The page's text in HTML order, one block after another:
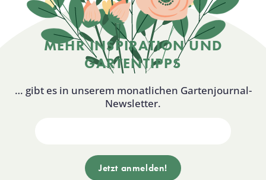
MEHR INSPIRATION UND
GARTENTIPPS
… gibt es in unserem monatlichen Gartenjournal-
Newsletter.